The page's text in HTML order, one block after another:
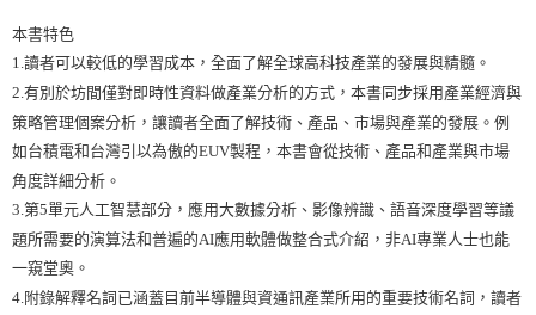
本書特色
1.讀者可以較低的學習成本，全面了解全球高科技產業的發展與精髓。
2.有別於坊間僅對即時性資料做產業分析的方式，本書同步採用產業經濟與
策略管理個案分析，讓讀者全面了解技術、產品、市場與產業的發展。例
如台積電和台灣引以為傲的EUV製程，本書會從技術、產品和產業與市場
角度詳細分析。
3.第5單元人工智慧部分，應用大數據分析、影像辨識、語音深度學習等議
題所需要的演算法和普遍的AI應用軟體做整合式介紹，非AI專業人士也能
一窺堂奧。
4.附錄解釋名詞已涵蓋目前半導體與資通訊產業所用的重要技術名詞，讀者